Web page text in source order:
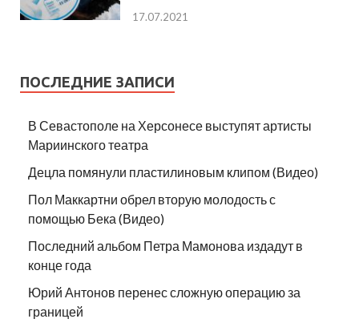
17.07.2021
ПОСЛЕДНИЕ ЗАПИСИ
В Севастополе на Херсонесе выступят артисты
Мариинского театра
Децла помянули пластилиновым клипом (Видео)
Пол Маккартни обрел вторую молодость с
помощью Бека (Видео)
Последний альбом Петра Мамонова издадут в
конце года
Юрий Антонов перенес сложную операцию за
границей